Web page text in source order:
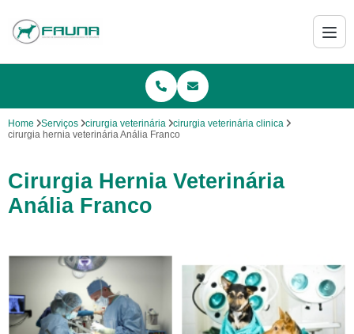
Home Serviços cirurgia veterinária
cirurgia veterinária clinica
cirurgia hernia veterinária Anália Franco
Cirurgia Hernia Veterinária
Anália Franco